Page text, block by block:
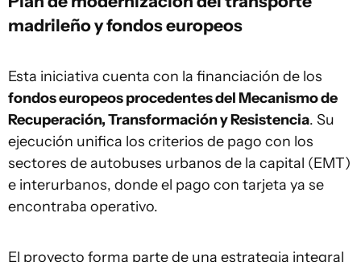
madrileño y fondos europeos
Esta iniciativa cuenta con la financiación de los
fondos europeos procedentes del Mecanismo de
Recuperación, Transformación y Resistencia. Su
ejecución unifica los criterios de pago con los
sectores de autobuses urbanos de la capital (EMT)
e interurbanos, donde el pago con tarjeta ya se
encontraba operativo.
El proyecto forma parte de una estrategia integral